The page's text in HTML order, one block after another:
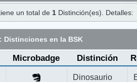
un total de 1 Distinción(es). Detalles:
Distinciones en la BSK
Microbadge Distinción
Dinosaurio